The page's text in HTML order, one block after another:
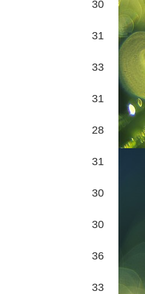
30
31
33
31
28
31
30
30
36
33